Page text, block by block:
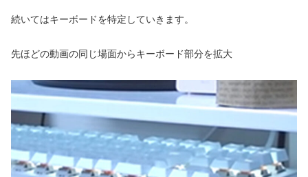
続いてはキーボードを特定していきます。
先ほどの動画の同じ場面からキーボード部分を拡大